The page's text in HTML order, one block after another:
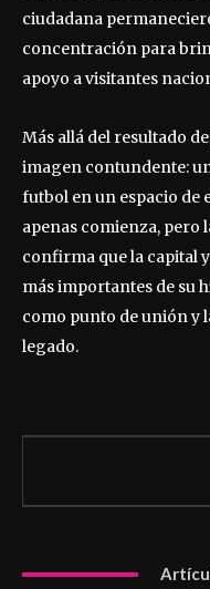
ciudadana
concentración para
apoyo a visitantes
Más allá del resultado
imagen contundente:
futbol en un espacio de
apenas comienza, pero
confirma que la capital
más importantes de su
como punto de unión y
legado.